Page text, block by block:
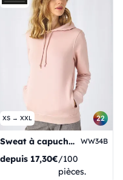
XS → XXL 22
Sweat à capuche Organic Inspire pour femmes WW34B
depuis 17,30€/100
pièces.